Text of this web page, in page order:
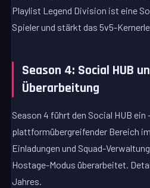
Playlist Legend Division ist eine
Spieler und stärkt das 5v5-
Season 4: Social HUB
Überarbeitung
Season 4 führt den Social HUB ein
plattformübergreifender Bereich
Einladungen und Squad-
Hostage-Modus überarbeitet.
Jahres.